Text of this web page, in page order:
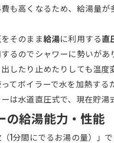
も高くなるため、給湯量
そのまま給湯に利用する直
るのでシャワーに勢いがあ
したり止めたりしても温度
てボイラーで水を加熱す
は水道直圧式で、現在貯
の給湯能力・性能
1分間にでるお湯の量）」